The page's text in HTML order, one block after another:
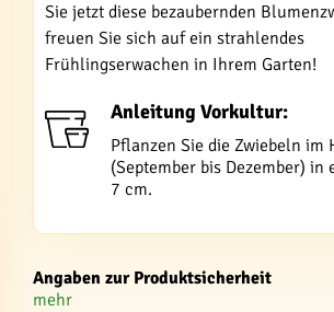
Sie jetzt diese bezaubernden
freuen Sie sich auf ein strahlendes
Frühlingserwachen in Ihrem Garten!
Anleitung Vorkultur:
Pflanzen Sie die Zwiebeln im
(September bis Dezember) in
7 cm.
Angaben zur Produktsicherheit
mehr